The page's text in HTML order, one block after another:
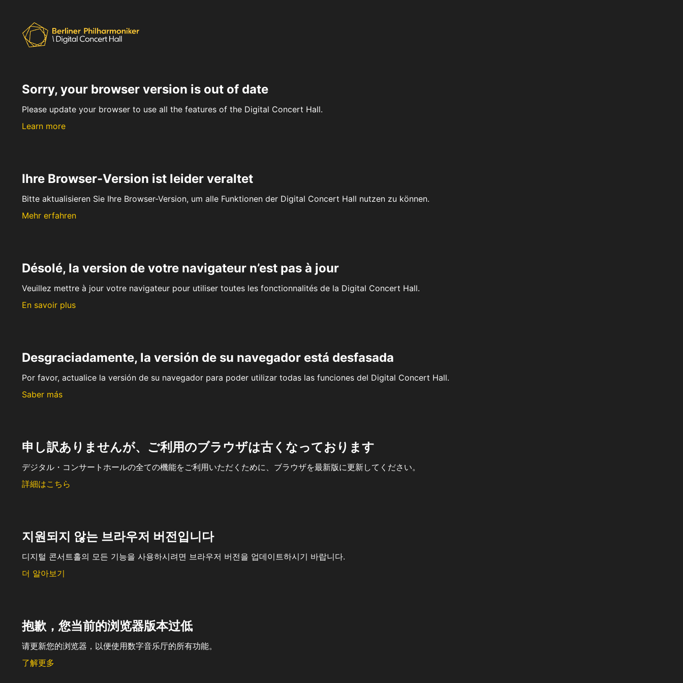
Sorry, your browser version is out of date
Please update your browser to use all the features of the Digital Concert Hall.
Learn more
Ihre Browser-Version ist leider veraltet
Bitte aktualisieren Sie Ihre Browser-Version, um alle Funktionen der Digital Concert Hall nutzen zu können.
Mehr erfahren
Désolé, la version de votre navigateur n’est pas à jour
Veuillez mettre à jour votre navigateur pour utiliser toutes les fonctionnalités de la Digital Concert Hall.
En savoir plus
Desgraciadamente, la versión de su navegador está desfasada
Por favor, actualice la versión de su navegador para poder utilizar todas las funciones del Digital Concert Hall.
Saber más
申し訳ありませんが、ご利用のブラウザは古くなっております
デジタル・コンサートホールの全ての機能をご利用いただくために、ブラウザを最新版に更新してください。
詳細はこちら
지원되지 않는 브라우저 버전입니다
디지털 콘서트홀의 모든 기능을 사용하시려면 브라우저 버전을 업데이트하시기 바랍니다.
더 알아보기
抱歉，您当前的浏览器版本过低
请更新您的浏览器，以便使用数字音乐厅的所有功能。
了解更多